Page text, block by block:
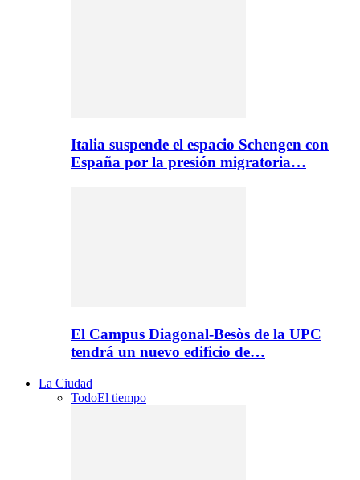
Italia suspende el espacio Schengen con
España por la presión migratoria…
El Campus Diagonal-Besòs de la UPC
tendrá un nuevo edificio de…
La Ciudad
TodoEl tiempo